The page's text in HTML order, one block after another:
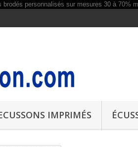
IMPRIMÉS